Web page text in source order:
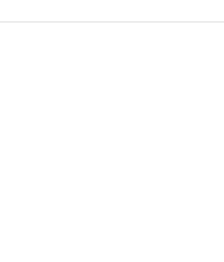
immatriculé au RSAC de